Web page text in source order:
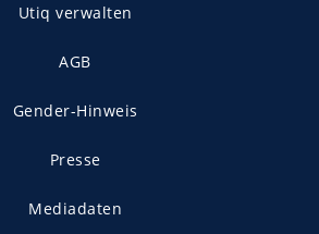
Utiq verwalten
AGB
Gender-Hinweis
Presse
Mediadaten